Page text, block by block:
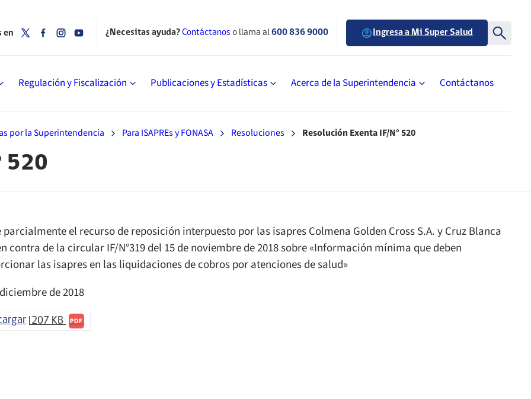
Regulación y Fiscalización Publicaciones y Estadísticas Acerca de la Superintendencia Contáctanos
en ¿Necesitas ayuda?Contáctanos o llama al600 836 9000 Ingresa a Mi Super Salud
por la Superintendencia Para ISAPREs y FONASA Resoluciones Resolución Exenta IF/N° 520
520
parcialmente el recurso de reposición interpuesto por las isapres Colmena Golden Cross S.A. y Cruz Blanca
contra de la circular IF/N°319 del 15 de noviembre de 2018 sobre «Información mínima que deben
las isapres en las liquidaciones de cobros por atenciones de salud»
de 2018
207 KB PDF